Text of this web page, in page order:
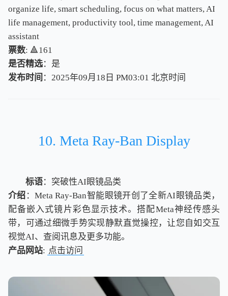
organize life, smart scheduling, focus on what matters, AI
life management, productivity tool, time management, AI
assistant
票数: 🔺161
是否精选：是
发布时间 ：2025年09月18日 PM03:01 北京时间
北京时间
10. Meta Ray-Ban Display
标语：突破性AI眼镜品类
介绍 ：Meta Ray-Ban智能眼镜开创了全新AI眼镜品类，
配备嵌入式镜片彩色显示技术。搭配Meta神经传感头
带，可通过细微手势实现静默直觉操控，让您自如交互
视觉AI、查阅讯息及更多功能。
产品网站: 点击访问